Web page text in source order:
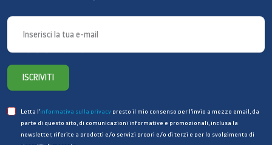
Upscaling 4K
Con le prestazioni straordinarie offerte
dall’upscaling in 4K, potrai guardare i tuoi contenuti
preferiti anche in 4K.
ISCRIVITI
Letta l’informativa sulla privacy presto il mio consenso per l’invio a mezzo email, da
parte di questo sito, di comunicazioni informative e promozionali, inclusa la
newsletter, riferite a prodotti e/o servizi propri e/o di terzi e per lo svolgimento di